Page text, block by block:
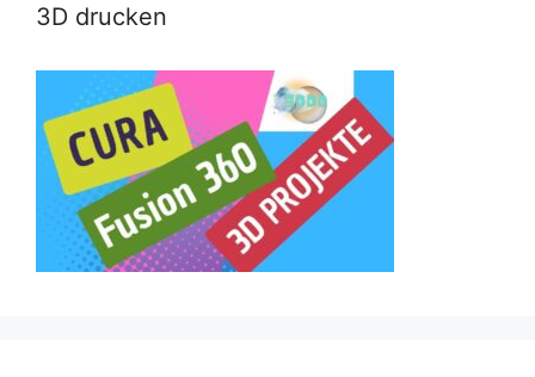
3D drucken